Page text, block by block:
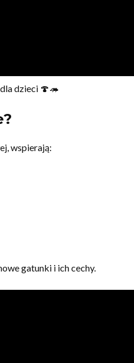
dzieci 🍄🦔
wspierają:
gatunki i ich cechy.